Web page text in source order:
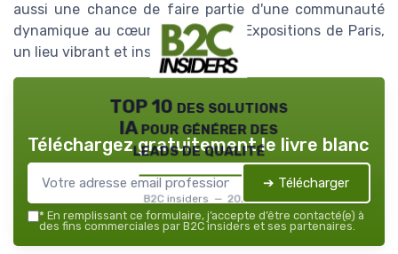
aussi une chance de faire partie d'une communauté
dynamique au cœur du Parc des Expositions de Paris,
un lieu vibrant et inspirant.
TOP 10 des solutions
IA pour générer des
leads de qualité
B2C insiders — 2026
Téléchargez gratuitement le livre blanc
➔ Télécharger
* En remplissant ce formulaire, j’accepte d’être contacté(e) à
des fins commerciales par B2C insiders et ses partenaires.